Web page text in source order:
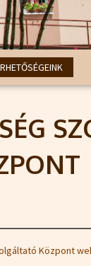
Központ